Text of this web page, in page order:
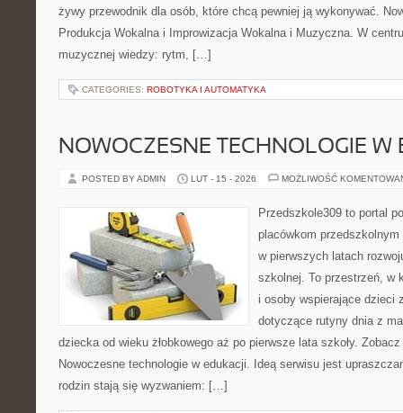
żywy przewodnik dla osób, które chcą pewniej ją wykonywać.
Produkcja Wokalna i Improwizacja Wokalna i Muzyczna. W
muzycznej wiedzy: rytm, […]
CATEGORIES: ROBOTYKA I AUTOMATYKA
NOWOCZESNE TECHNOLOGIE W
POSTED BY ADMIN LUT - 15 - 2026 MOŻLIWOŚĆ
Przedszkole309 to portal
placówkom
w pierwszych latach
szkolnej. To przestrzeń, w
i osoby wspierające dzieci
dotyczące rutyny dnia z
dziecka od wieku żłobkowego aż po pierwsze lata szkoły.
Nowoczesne technologie w edukacji. Ideą serwisu jest
rodzin stają się wyzwaniem: […]